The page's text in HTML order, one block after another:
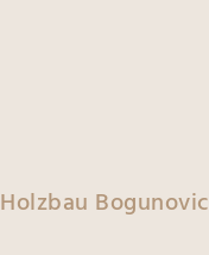
Holzbau Bogunovic